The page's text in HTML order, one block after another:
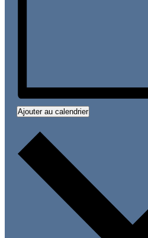
Ajouter au calendrier